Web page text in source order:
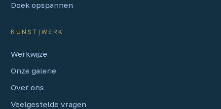
Doek opspannen
KUNST|WERK
Werkwijze
Onze galerie
Over ons
Veelgestelde vragen